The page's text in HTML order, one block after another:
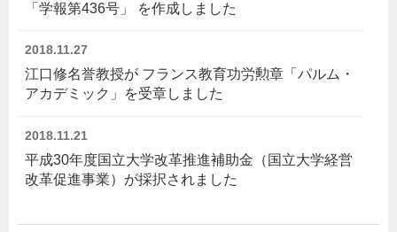
「学報第436号」 を作成しました
2018.11.27
江口修名誉教授が フランス教育功労勲章「パルム・
アカデミック」を受章しました
2018.11.21
平成30年度国立大学改革推進補助金（国立大学経営
改革促進事業）が採択されました